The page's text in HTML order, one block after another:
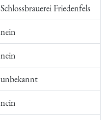
Schlossbrauerei Friedenfels
nein
nein
unbekannt
nein